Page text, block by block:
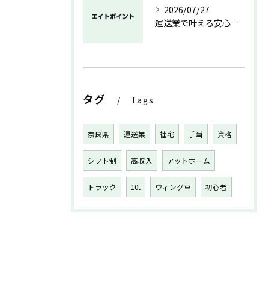
2026/07/27
運送業で叶える安心と成長のキャリア
タグ Tags
奈良県 運送業 社宅 手当 資格
シフト制 高収入 アットホーム
トラック 10t ウィング車 初心者